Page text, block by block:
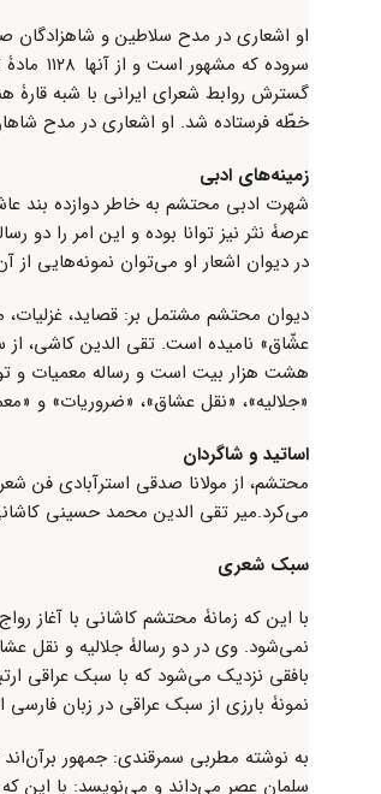
او اشعاری در مدح سلاطین و
گسترش روابط شعرای ایرانی با شبه
خطّه فرستاده شد. او اشعاری در مدح
زمینه‌های ادبی
شهرت ادبی محتشم به خاطر دوازده بند
عرصۀ نثر نیز توانا بوده و این امر را
در دیوان اشعار او می‌توان نمونه‌هایی از
دیوان محتشم مشتمل بر: قصاید،
عشّاق» نامیده است. تقی الدین کاشی،
هشت هزار بیت است و رساله معمیات و
«جلالیه»، «نقل عشاق»، «ضروریات» و
اساتید و شاگردان
محتشم، از مولانا صدقی استرآبادی فن
می‌کرد.میر تقی الدین محمد حسینی
سبک شعری
با این که زمانۀ محتشم کاشانی با
نمی‌شود. وی در دو رسالۀ جلالیه و نقل
بافقی نزدیک می‌شود که با سبک عراقی
نمونۀ بارزی از سبک عراقی در زبان
به نوشته مطربی سمرقندی: جمهور
سلمان عصر می‌داند و می‌نویسد: با این